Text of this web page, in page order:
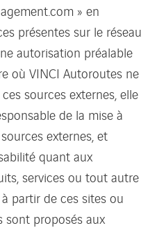
» en
présentes sur le réseau
autorisation préalable
où VINCI Autoroutes ne
sources externes, elle
de la mise à
externes, et
quant aux
services ou tout autre
partir de ces sites ou
sont proposés aux